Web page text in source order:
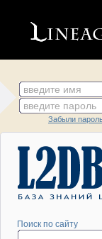
введите имя
введите пароль
Забыли
Поиск по сайту